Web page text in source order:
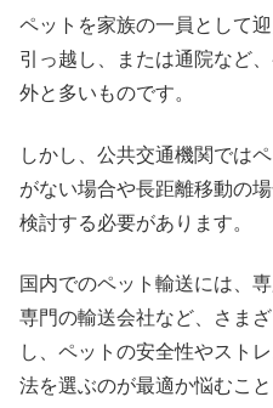
ペットを家族の一員として
引っ越し、または通院など
外と多いものです。
しかし、公共交通機関では
がない場合や長距離移動の場
検討する必要があります。
国内でのペット輸送には、
専門の輸送会社など、さま
し、ペットの安全性やスト
法を選ぶのが最適か悩むこ